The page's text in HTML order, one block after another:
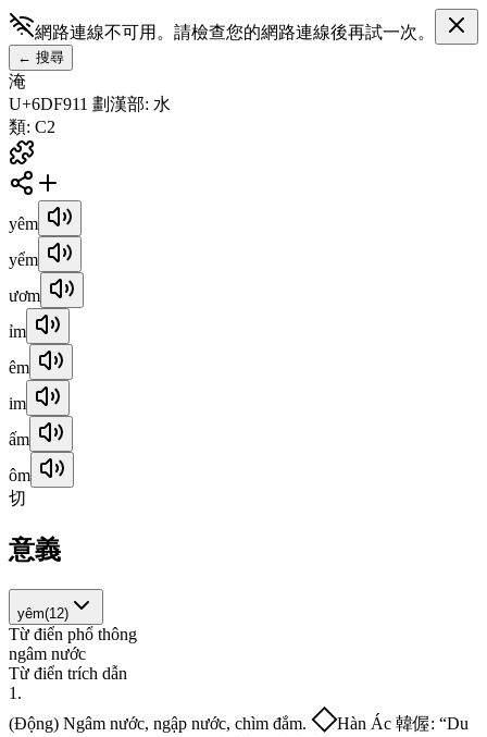
網路連線不可用。請檢查您的網路連線後再試一次。
← 搜尋
淹
U+6DF911 劃漢部: 水
類: C2
yêm
yểm
ươm
ỉm
êm
im
ấm
ôm
切
意義
yêm(12)
Từ điển phổ thông
ngâm nước
Từ điển trích dẫn
1 .
(Động) Ngâm nước, ngập nước, chìm đắm. ◇Hàn Ác 韓偓: “Du